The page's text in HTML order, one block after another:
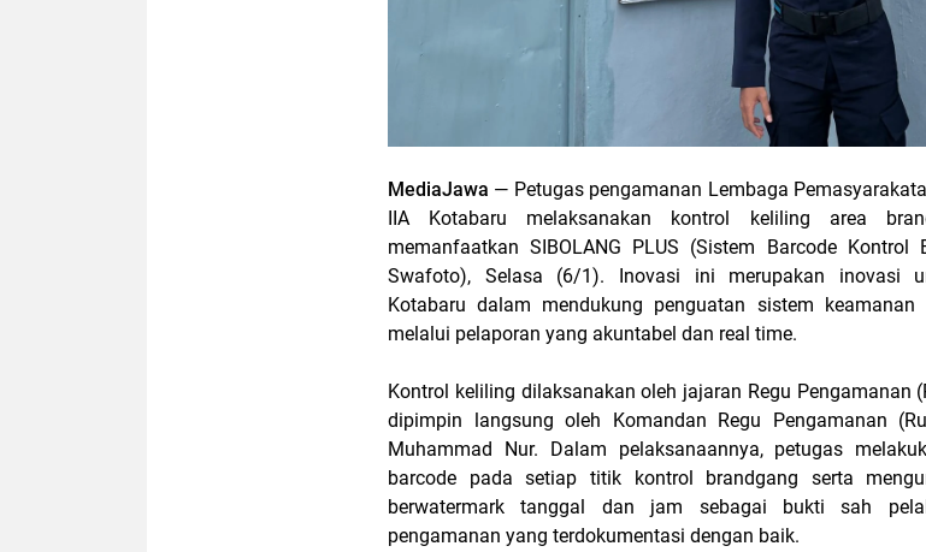
MediaJawa — Petugas pengamanan Lembaga
IIA Kotabaru melaksanakan kontrol keliling area
memanfaatkan SIBOLANG PLUS (Sistem Barcode Kontrol
Swafoto), Selasa (6/1). Inovasi ini merupakan inovasi
Kotabaru dalam mendukung penguatan sistem keamanan
melalui pelaporan yang akuntabel dan real time.
Kontrol keliling dilaksanakan oleh jajaran Regu Pengamanan
dipimpin langsung oleh Komandan Regu Pengamanan
Muhammad Nur. Dalam pelaksanaannya, petugas
barcode pada setiap titik kontrol brandgang serta
berwatermark tanggal dan jam sebagai bukti sah
pengamanan yang terdokumentasi dengan baik.